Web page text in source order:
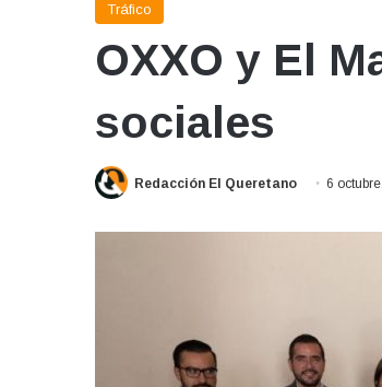
Tráfico
OXXO y El
sociales
Redacción El Queretano 6